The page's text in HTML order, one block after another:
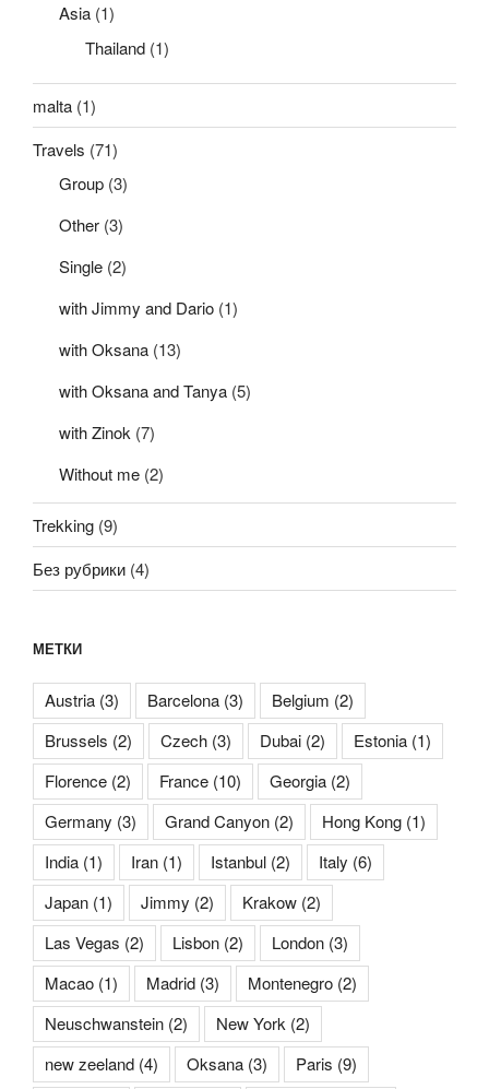
Asia (1)
Thailand (1)
malta (1)
Travels (71)
Group (3)
Other (3)
Single (2)
with Jimmy and Dario (1)
with Oksana (13)
with Oksana and Tanya (5)
with Zinok (7)
Without me (2)
Trekking (9)
Без рубрики (4)
МЕТКИ
Austria (3) Barcelona (3) Belgium (2)
Brussels (2) Czech (3) Dubai (2) Estonia (1)
Florence (2) France (10) Georgia (2)
Germany (3) Grand Canyon (2) Hong Kong (1)
India (1) Iran (1) Istanbul (2) Italy (6)
Japan (1) Jimmy (2) Krakow (2)
Las Vegas (2) Lisbon (2) London (3)
Macao (1) Madrid (3) Montenegro (2)
Neuschwanstein (2) New York (2)
new zeeland (4) Oksana (3) Paris (9)